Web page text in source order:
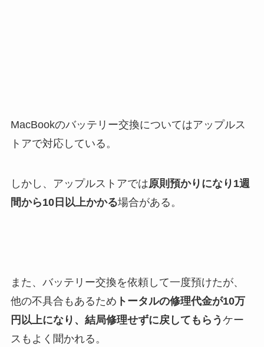
MacBookのバッテリー交換についてはアップルス
トアで対応している。
しかし、アップルストアでは原則預かりになり1週
間から10日以上かかる場合がある。
また、バッテリー交換を依頼して一度預けたが、
他の不具合もあるため トータルの修理代金が10万
円以上になり、結局修理せずに戻してもらう ケー
スもよく聞かれる。